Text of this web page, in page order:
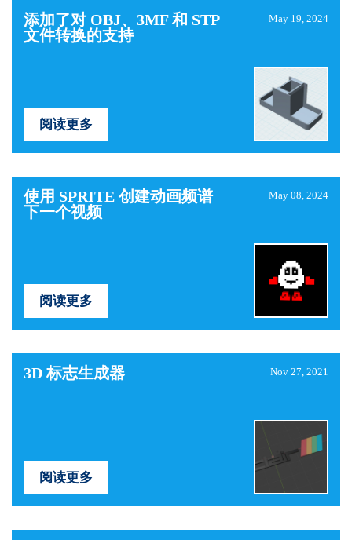
添加了对 OBJ、3MF 和 STP
文件转换的支持
May 19, 2024
阅读更多
使用 SPRITE 创建动画频谱
下一个视频
May 08, 2024
阅读更多
3D 标志生成器 Nov 27, 2021
阅读更多